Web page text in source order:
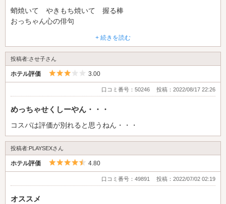
蛸焼いて やきもち焼いて 握る棒
おっちゃん心の俳句
他の方の言うように、出る時部屋の鍵閉まって休憩で入って時間
制限あるの焦ったので、出る前にフロントに電話しなあきませ
ん。ほんま、それはゆうといてやー。
鍵閉めて 延長するか？ ゆうとります
ホテル心の俳句
+ 続きを読む
投稿者:させ子さん
ホテル評価 5つ星のうち3
3.00
口コミ番号：50246 投稿：2022/08/17 22:26
めっちゃせくしーやん・・・
コスパは評価が別れると思うねん・・・
投稿者:PLAYSEXさん
ホテル評価 5つ星のうち4.5
4.80
口コミ番号：49891 投稿：2022/07/02 02:19
オススメ